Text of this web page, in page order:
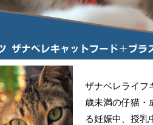
ザナベレライフ
歳未満の仔猫・
る妊娠中、授乳